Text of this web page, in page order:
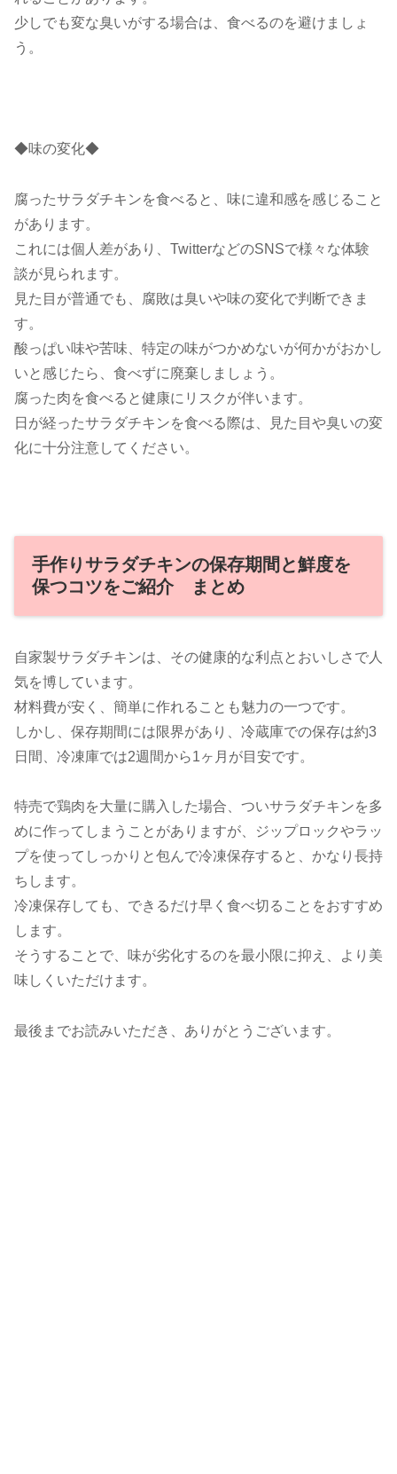
少しでも変な臭いがする場合は、食べるのを避けましょ
う。
◆味の変化◆
腐ったサラダチキンを食べると、味に違和感を感じること
があります。
これには個人差があり、TwitterなどのSNSで様々な体験
談が見られます。
見た目が普通でも、腐敗は臭いや味の変化で判断できま
す。
酸っぱい味や苦味、特定の味がつかめないが何かがおかし
いと感じたら、食べずに廃棄しましょう。
腐った肉を食べると健康にリスクが伴います。
日が経ったサラダチキンを食べる際は、見た目や臭いの変
化に十分注意してください。
手作りサラダチキンの保存期間と鮮度を
保つコツをご紹介 まとめ
自家製サラダチキンは、その健康的な利点とおいしさで人
気を博しています。
材料費が安く、簡単に作れることも魅力の一つです。
しかし、保存期間には限界があり、冷蔵庫での保存は約3
日間、冷凍庫では2週間から1ヶ月が目安です。
特売で鶏肉を大量に購入した場合、ついサラダチキンを多
めに作ってしまうことがありますが、ジップロックやラッ
プを使ってしっかりと包んで冷凍保存すると、かなり長持
ちします。
冷凍保存しても、できるだけ早く食べ切ることをおすすめ
します。
そうすることで、味が劣化するのを最小限に抑え、より美
味しくいただけます。
最後までお読みいただき、ありがとうございます。